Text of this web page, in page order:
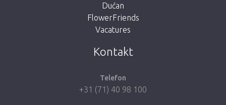
Dućan
FlowerFriends
Vacatures
Kontakt
Telefon
+31 (71) 40 98 100